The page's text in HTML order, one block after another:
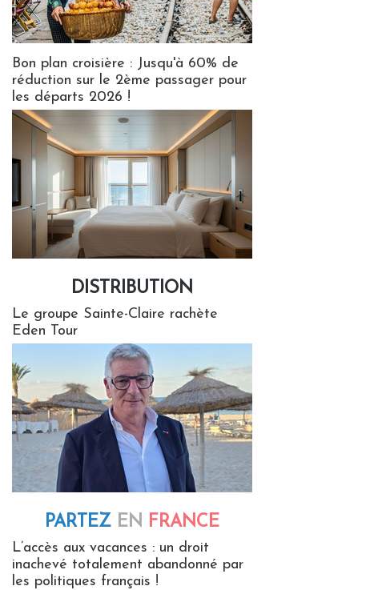
Bon plan croisière : Jusqu'à 60% de
réduction sur le 2ème passager pour
les départs 2026 !
DISTRIBUTION
Le groupe Sainte-Claire rachète
Eden Tour
PARTEZ EN FRANCE
L’accès aux vacances : un droit
inachevé totalement abandonné par
les politiques français !